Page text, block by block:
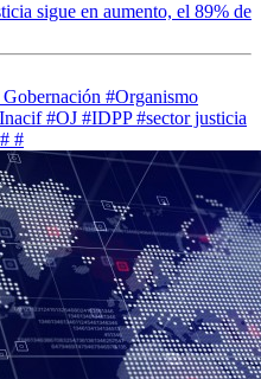
sigue en aumento, el 89% de
#Organismo
#OJ #IDPP #sector justicia
# #